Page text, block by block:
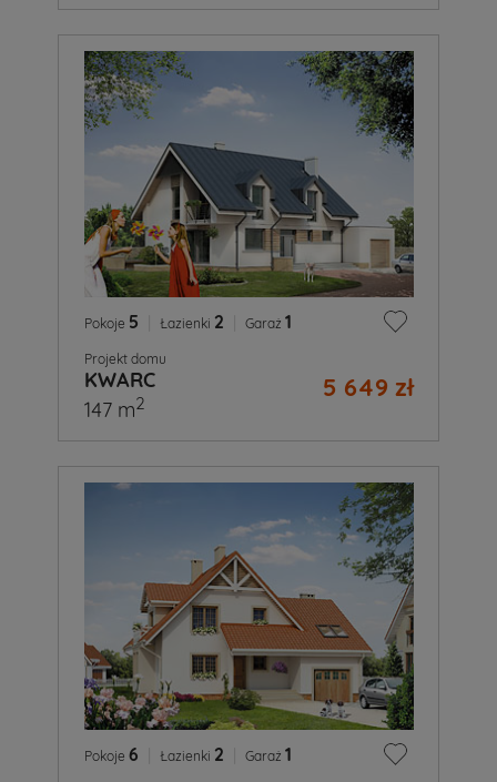
Pokoje 5 Łazienki 2 Garaż 1
Projekt domu
KWARC 5 649 zł
147 m2
Pokoje 6 Łazienki 2 Garaż 1